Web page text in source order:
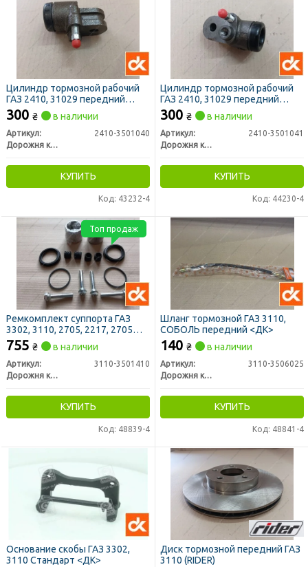
Цилиндр тормозной рабочий
ГАЗ 2410, 31029 передний
правый (ДК)
300 ₴ в наличии
Артикул:
2410-3501040
Дорожня карта
КУПИТЬ
Код: 43232-4
Цилиндр тормозной рабочий
ГАЗ 2410, 31029 передний
левый (ДК)
300 ₴ в наличии
Артикул:
2410-3501041
Дорожня карта
КУПИТЬ
Код: 44230-4
Ремкомплект суппорта ГАЗ
3302, 3110, 2705, 2217, 2705
(болт М8х1,0х20) (ДК)
755 ₴ в наличии
Артикул:
3110-3501410
Дорожня карта
КУПИТЬ
Код: 48839-4
Топ продаж
Шланг тормозной ГАЗ 3110,
СОБОЛЬ передний <ДК>
140 ₴ в наличии
Артикул:
3110-3506025
Дорожня карта
КУПИТЬ
Код: 48841-4
Основание скобы ГАЗ 3302,
3110 Стандарт <ДК>
Диск тормозной передний ГАЗ
3110 (RIDER)